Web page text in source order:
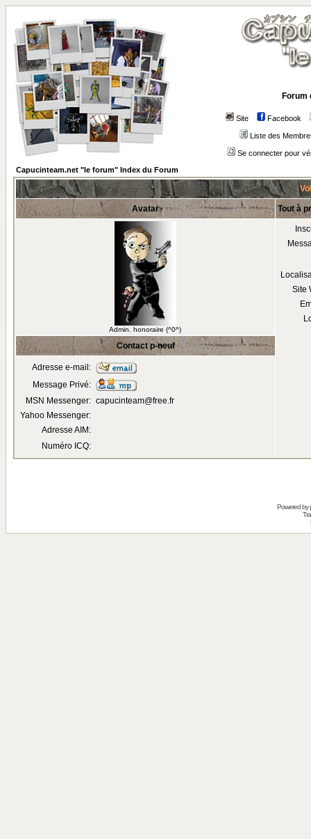
Forum
Site Facebook
Liste des
Se connecter pour
Capucinteam.net "le forum" Index du Forum
Avatar Tout à
Admin. honoraire (^0^)
Site
Contact p-neuf
Adresse e-mail:
Message Privé:
MSN Messenger: capucinteam@free.fr
Yahoo Messenger:
Adresse AIM:
Numéro ICQ:
Powered by